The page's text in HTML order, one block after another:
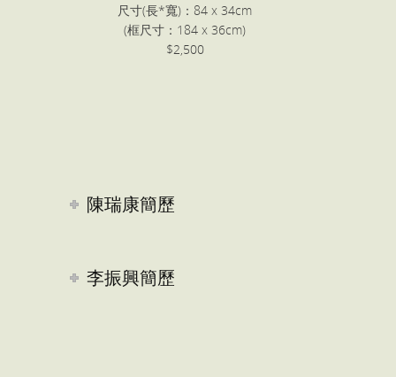
尺寸(長*寬)：84 x 34cm
(框尺寸：184 x 36cm)
$2,500
陳瑞康簡歷
李振興簡歷